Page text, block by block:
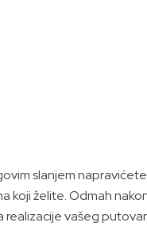
slanjem
koji želite. Odmah
vašeg